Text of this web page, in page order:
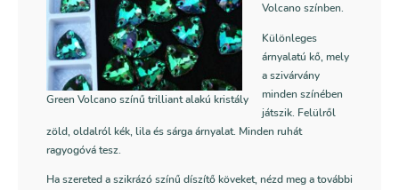
Green Volcano színű trilliant alakú kristály
Volcano színben.
Különleges
árnyalatú kő, mely
a szivárvány
minden színében
játszik. Felülről
zöld, oldalról kék, lila és sárga árnyalat. Minden ruhát
ragyogóvá tesz.
Ha szereted a szikrázó színű díszítő köveket, nézd meg a további